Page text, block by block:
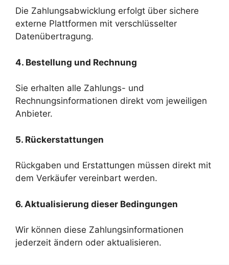
Die Zahlungsabwicklung erfolgt über sichere
externe Plattformen mit verschlüsselter
Datenübertragung.
4. Bestellung und Rechnung
Sie erhalten alle Zahlungs- und
Rechnungsinformationen direkt vom jeweiligen
Anbieter.
5. Rückerstattungen
Rückgaben und Erstattungen müssen direkt mit
dem Verkäufer vereinbart werden.
6. Aktualisierung dieser Bedingungen
Wir können diese Zahlungsinformationen
jederzeit ändern oder aktualisieren.